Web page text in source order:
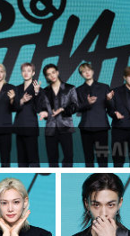
주… 열화상 카메라에